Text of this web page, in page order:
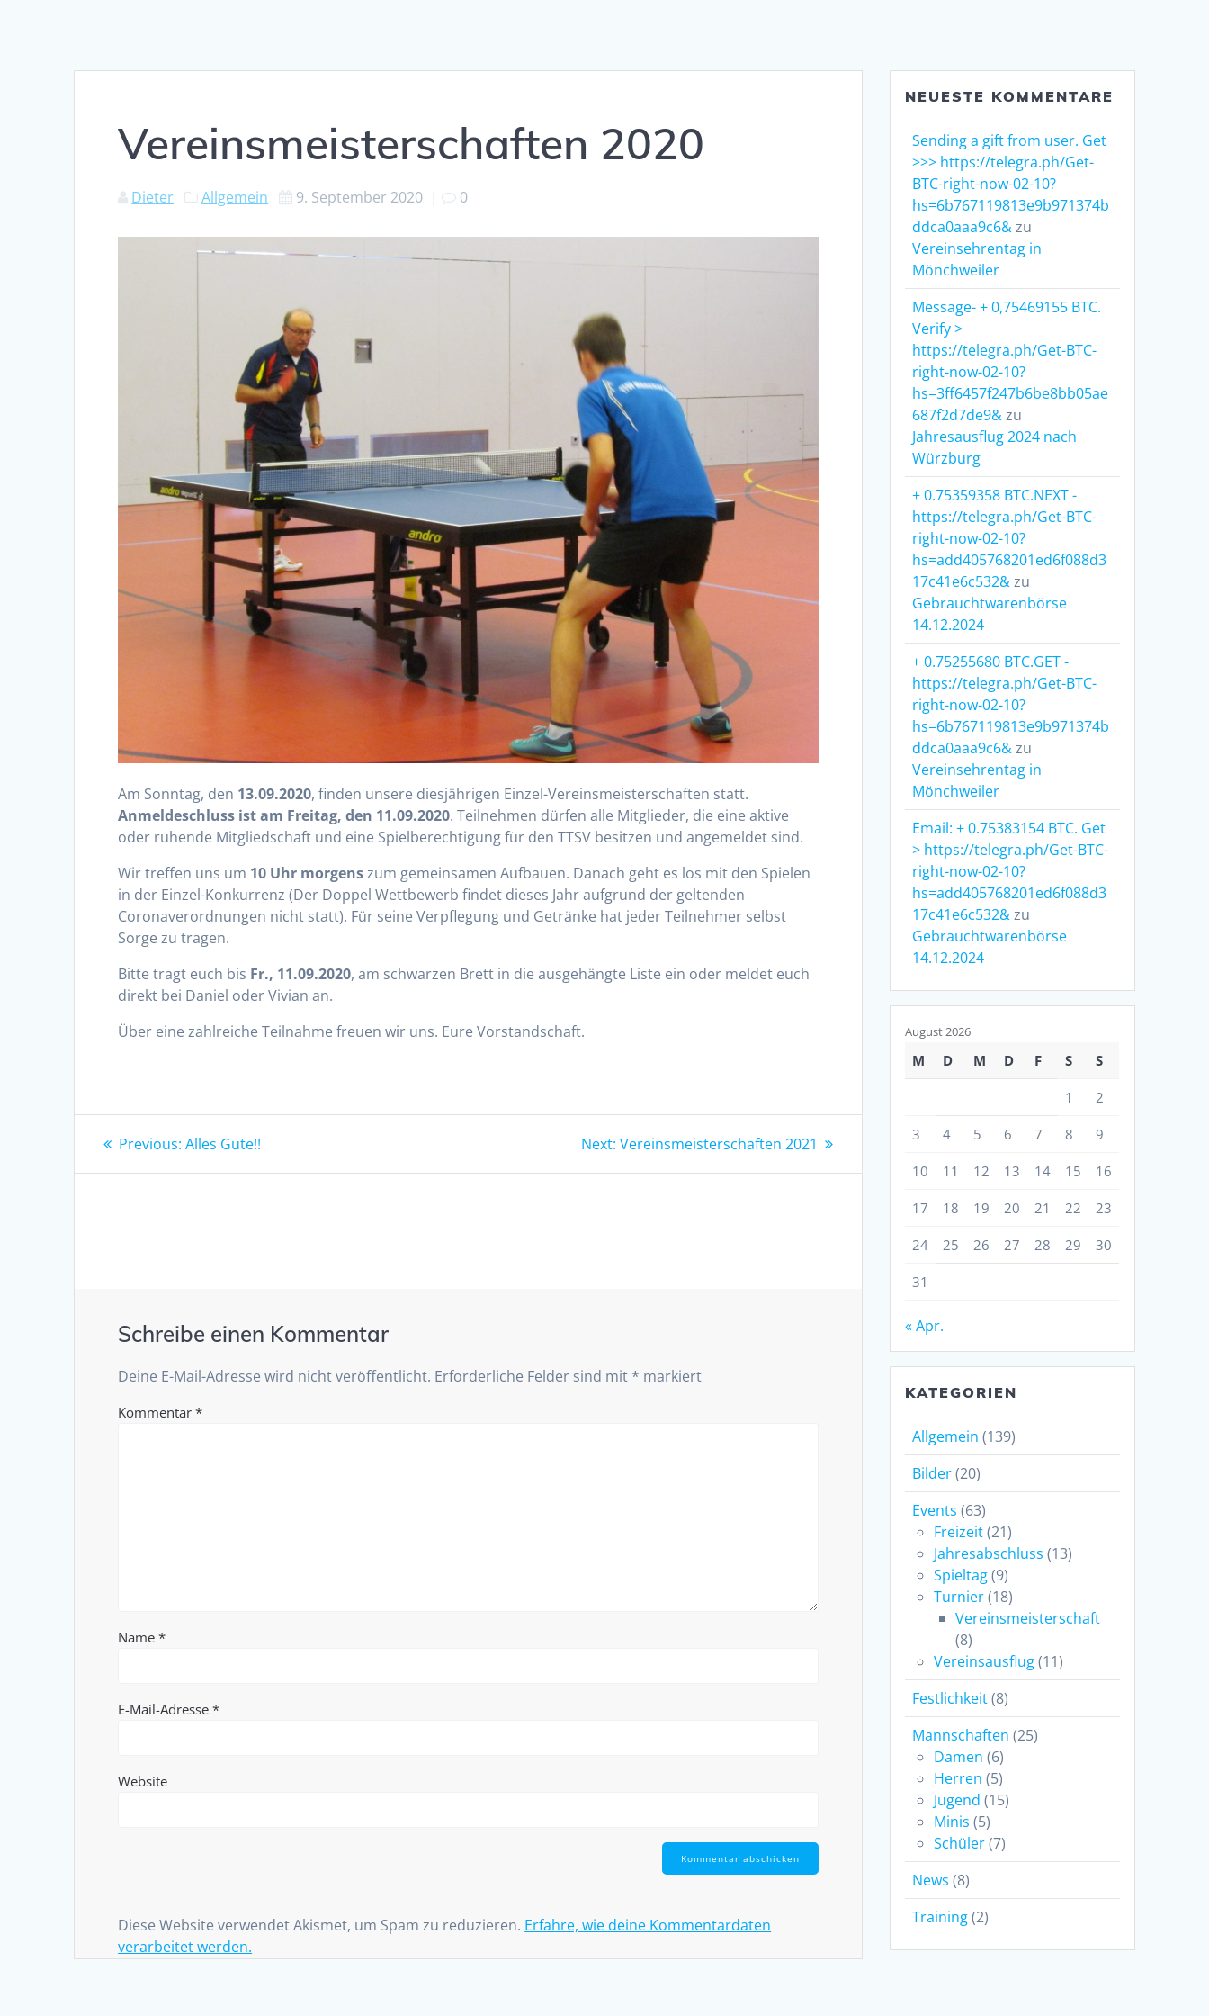
Vereinsmeisterschaften 2020
Dieter Allgemein 9. September 2020 | 0
Am Sonntag, den 13.09.2020, finden unsere diesjährigen Einzel-Vereinsmeisterschaften statt.
Anmeldeschluss ist am Freitag, den 11.09.2020. Teilnehmen dürfen alle Mitglieder, die eine aktive
oder ruhende Mitgliedschaft und eine Spielberechtigung für den TTSV besitzen und angemeldet sind.
Wir treffen uns um 10 Uhr morgenszum gemeinsamen Aufbauen. Danach geht es los mit den Spielen
in der Einzel-Konkurrenz (Der Doppel Wettbewerb findet dieses Jahr aufgrund der geltenden
Coronaverordnungen nicht statt). Für seine Verpflegung und Getränke hat jeder Teilnehmer selbst
Sorge zu tragen.
Bitte tragt euch bis Fr., 11.09.2020, am schwarzen Brett in die ausgehängte Liste ein oder meldet euch
direkt bei Daniel oder Vivian an.
Über eine zahlreiche Teilnahme freuen wir uns. Eure Vorstandschaft.
Beitragsnavigation
Previous: Previous
Alles Gute!! Next: Next
Vereinsmeisterschaften 2021
Schreibe einen Kommentar
Deine E-Mail-Adresse wird nicht veröffentlicht. Erforderliche Felder sind mit * markiert
Kommentar*
Name*
E-Mail-Adresse*
Website
Diese Website verwendet Akismet, um Spam zu reduzieren. Erfahre, wie deine Kommentardaten
verarbeitet werden.
NEUESTE KOMMENTARE
Sending a gift from user. Get
>>> https://telegra.ph/Get-
BTC-right-now-02-10?
hs=6b767119813e9b971374b
ddca0aaa9c6&zu
Vereinsehrentag in
Mönchweiler
Message- + 0,75469155 BTC.
Verify >
https://telegra.ph/Get-BTC-
right-now-02-10?
hs=3ff6457f247b6be8bb05ae
687f2d7de9&zu
Jahresausflug 2024 nach
Würzburg
+ 0.75359358 BTC.NEXT -
https://telegra.ph/Get-BTC-
right-now-02-10?
hs=add405768201ed6f088d3
17c41e6c532&zu
Gebrauchtwarenbörse
14.12.2024
+ 0.75255680 BTC.GET -
https://telegra.ph/Get-BTC-
right-now-02-10?
hs=6b767119813e9b971374b
ddca0aaa9c6&zu
Vereinsehrentag in
Mönchweiler
Email: + 0.75383154 BTC. Get
> https://telegra.ph/Get-BTC-
right-now-02-10?
hs=add405768201ed6f088d3
17c41e6c532&zu
Gebrauchtwarenbörse
14.12.2024
August 2026
M D M D F S S
1 2
3 4 5 6 7 8 9
10 11 12 13 14 15 16
17 18 19 20 21 22 23
24 25 26 27 28 29 30
31
« Apr.
KATEGORIEN
Allgemein (139)
Bilder(20)
Events (63)
Freizeit(21)
Jahresabschluss (13)
Spieltag(9)
Turnier(18)
Vereinsmeisterschaft
(8)
Vereinsausflug(11)
Festlichkeit(8)
Mannschaften (25)
Damen (6)
Herren (5)
Jugend (15)
Minis (5)
Schüler(7)
News (8)
Training(2)